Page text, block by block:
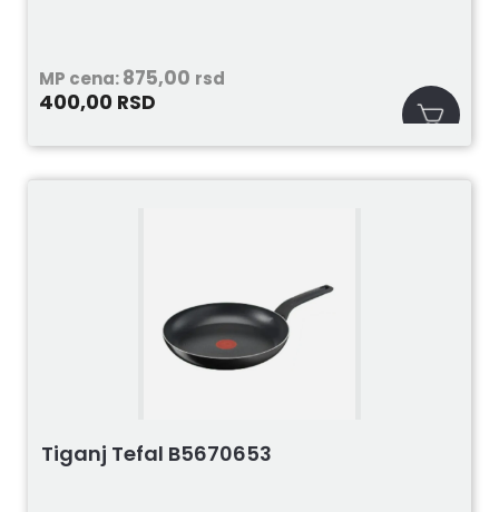
MP cena:875,00 rsd
400,00 RSD
Tiganj Tefal B5670653